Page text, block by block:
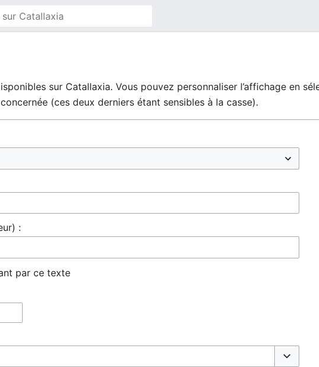
sur Catallaxia. Vous pouvez personnaliser l’affichage en
(ces deux derniers étant sensibles à la casse).
:
par ce texte